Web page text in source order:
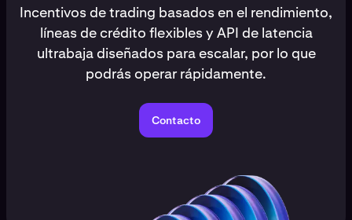
Incentivos de trading basados en el rendimiento,
líneas de crédito flexibles y API de latencia
ultrabaja diseñados para escalar, por lo que
podrás operar rápidamente.
Contacto